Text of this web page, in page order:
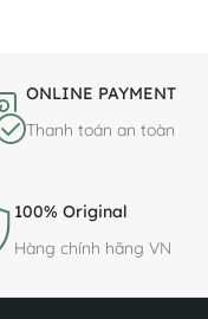
ONLINE PAYMENT
Thanh toán an toàn
100% Original
Hàng chính hãng VN